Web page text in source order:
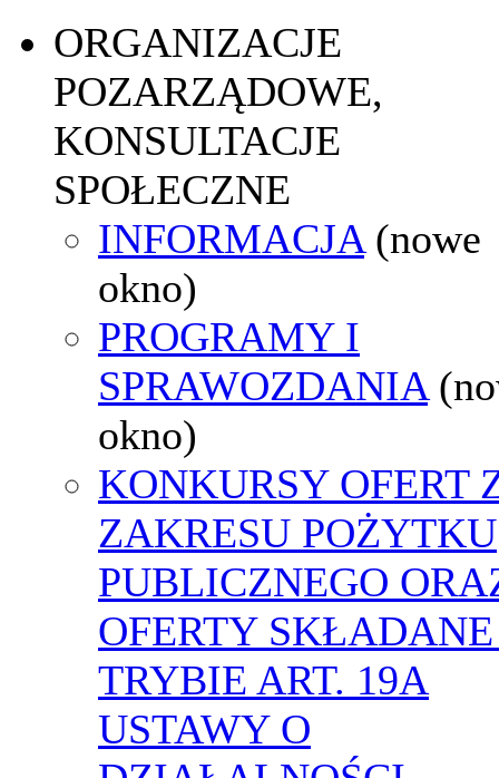
ORGANIZACJE
POZARZĄDOWE,
KONSULTACJE
SPOŁECZNE
INFORMACJA (nowe
okno)
PROGRAMY I
SPRAWOZDANIA
okno)
KONKURSY OFERT
ZAKRESU POŻYTKU
PUBLICZNEGO
OFERTY
TRYBIE ART. 19A
USTAWY O